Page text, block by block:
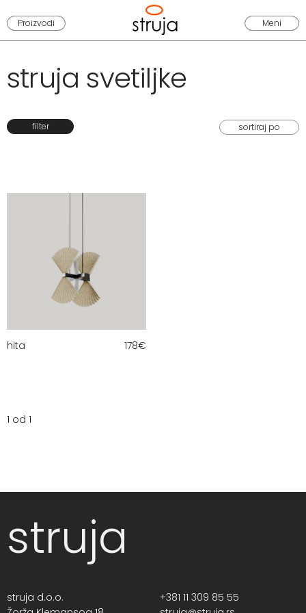
Proizvodi Meni
struja svetiljke
filter
hita 178€
1 od 1
struja
struja d.o.o.
+381 11 309 85 55